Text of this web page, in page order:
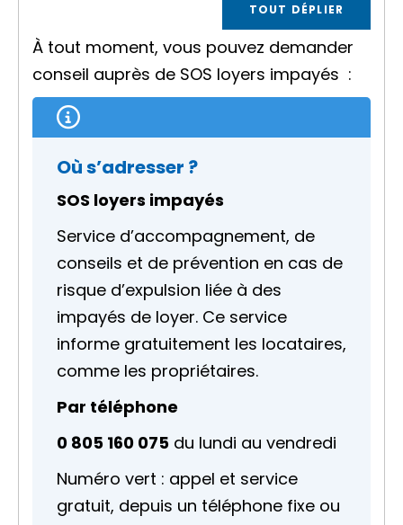
TOUT DÉPLIER
À tout moment, vous pouvez demander
conseil auprès de SOS loyers impayés :
Où s’adresser ?
SOS loyers impayés
Service d’accompagnement, de
conseils et de prévention en cas de
risque d’expulsion liée à des
impayés de loyer. Ce service
informe gratuitement les locataires,
comme les propriétaires.
Par téléphone
0 805 160 075 du lundi au vendredi
Numéro vert : appel et service
gratuit, depuis un téléphone fixe ou